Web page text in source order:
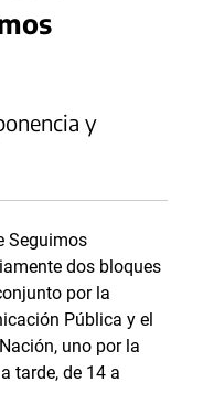
y
Seguimos
dos bloques
por la
Pública y el
uno por la
tarde, de 14 a